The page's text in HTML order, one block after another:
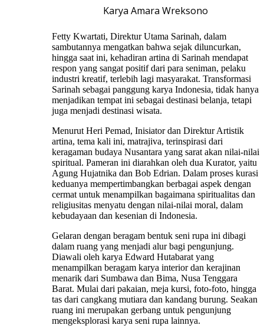
Karya Amara Wreksono
Fetty Kwartati, Direktur Utama Sarinah, dalam
sambutannya mengatkan bahwa sejak diluncurkan,
hingga saat ini, kehadiran artina di Sarinah mendapat
respon yang sangat positif dari para seniman, pelaku
industri kreatif, terlebih lagi masyarakat. Transformasi
Sarinah sebagai panggung karya Indonesia, tidak hanya
menjadikan tempat ini sebagai destinasi belanja, tetapi
juga menjadi destinasi wisata.
Menurut Heri Pemad, Inisiator dan Direktur Artistik
artina, tema kali ini, matrajiva, terinspirasi dari
keragaman budaya Nusantara yang sarat akan nilai-nilai
spiritual. Pameran ini diarahkan oleh dua Kurator, yaitu
Agung Hujatnika dan Bob Edrian. Dalam proses kurasi
keduanya mempertimbangkan berbagai aspek dengan
cermat untuk menampilkan bagaimana spiritualitas dan
religiusitas menyatu dengan nilai-nilai moral, dalam
kebudayaan dan kesenian di Indonesia.
Gelaran dengan beragam bentuk seni rupa ini dibagi
dalam ruang yang menjadi alur bagi pengunjung.
Diawali oleh karya Edward Hutabarat yang
menampilkan beragam karya interior dan kerajinan
menarik dari Sumbawa dan Bima, Nusa Tenggara
Barat. Mulai dari pakaian, meja kursi, foto-foto, hingga
tas dari cangkang mutiara dan kandang burung. Seakan
ruang ini merupakan gerbang untuk pengunjung
mengeksplorasi karya seni rupa lainnya.